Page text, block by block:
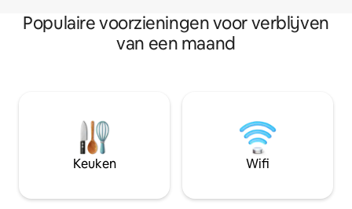
Populaire voorzieningen voor verblijven
van een maand
Keuken Wifi